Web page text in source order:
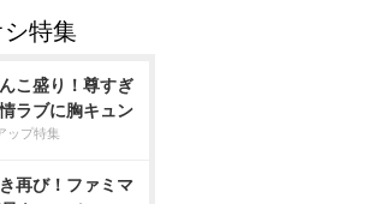
こ盛り！尊すぎ
ラブに胸キュン
ップ特集
再び！ファミマ